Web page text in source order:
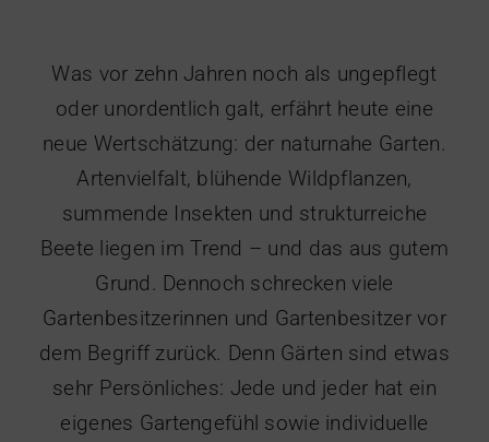
Was vor zehn Jahren noch als ungepflegt
oder unordentlich galt, erfährt heute eine
neue Wertschätzung: der naturnahe Garten.
Artenvielfalt, blühende Wildpflanzen,
summende Insekten und strukturreiche
Beete liegen im Trend – und das aus gutem
Grund. Dennoch schrecken viele
Gartenbesitzerinnen und Gartenbesitzer vor
dem Begriff zurück. Denn Gärten sind etwas
sehr Persönliches: Jede und jeder hat ein
eigenes Gartengefühl sowie individuelle